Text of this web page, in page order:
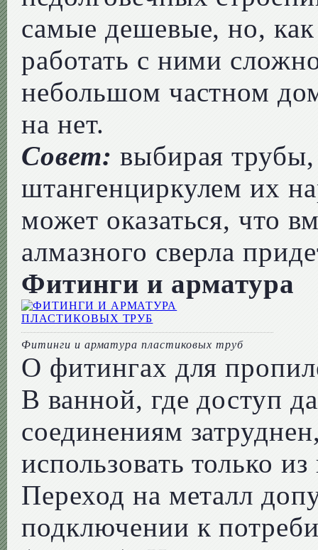
самые дешевые, но,
работать с ними
небольшом частном
на нет.
Совет: выбирая
штангенциркулем их
может оказаться, что
алмазного сверла
Фитинги и арматура
Фитинги и арматура пластиковых труб
О фитингах для
В ванной, где доступ
соединениям
использовать только
Переход на металл
подключении к